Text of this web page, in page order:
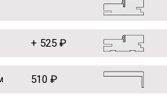
+ 525 ₽
510 ₽